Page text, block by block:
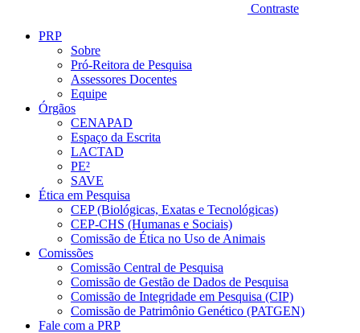
Contraste
PRP
Sobre
Pró-Reitora de Pesquisa
Assessores Docentes
Equipe
Órgãos
CENAPAD
Espaço da Escrita
LACTAD
PE²
SAVE
Ética em Pesquisa
CEP (Biológicas, Exatas e Tecnológicas)
CEP-CHS (Humanas e Sociais)
Comissão de Ética no Uso de Animais
Comissões
Comissão Central de Pesquisa
Comissão de Gestão de Dados de Pesquisa
Comissão de Integridade em Pesquisa (CIP)
Comissão de Patrimônio Genético (PATGEN)
Fale com a PRP